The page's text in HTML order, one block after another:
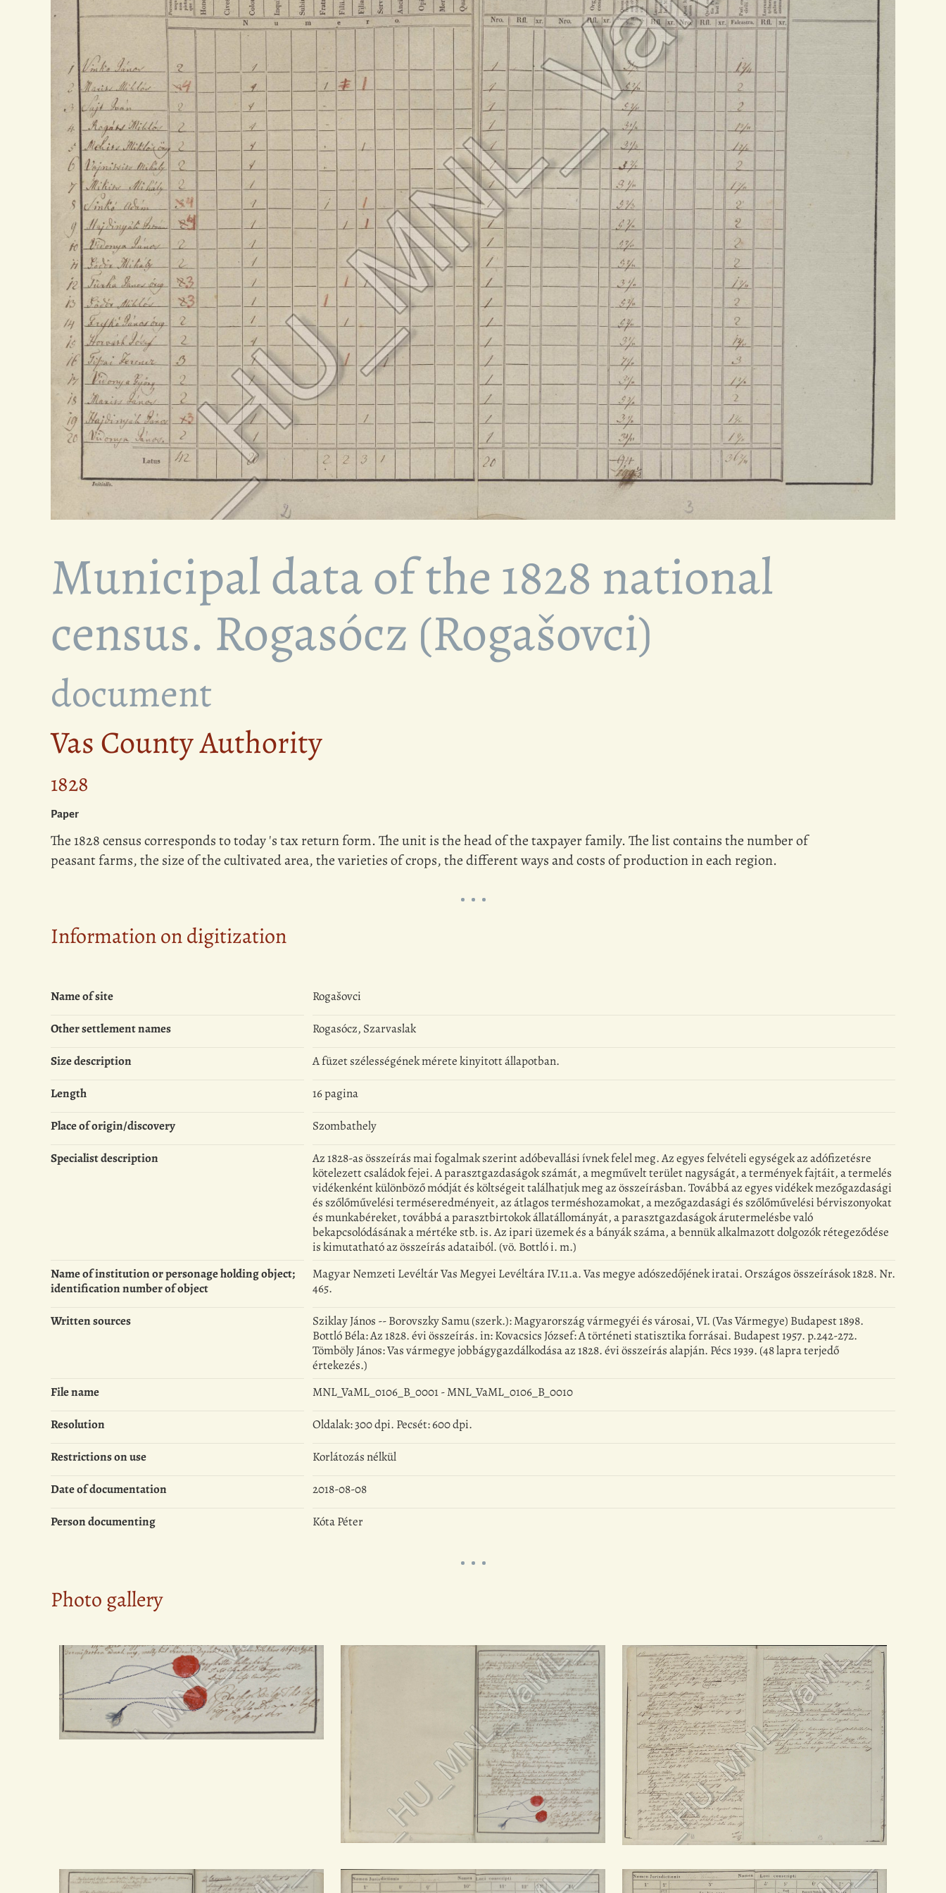
Municipal data of the 1828 national
census. Rogasócz (Rogašovci)
document
Vas County Authority
1828
Paper
The 1828 census corresponds to today 's tax return form. The unit is the head of the taxpayer family. The list contains the number of
peasant farms, the size of the cultivated area, the varieties of crops, the different ways and costs of production in each region.
Information on digitization
Name of site
Rogašovci
Other settlement names
Rogasócz, Szarvaslak
Size description
A füzet szélességének mérete kinyitott állapotban.
Length
16 pagina
Place of origin/discovery
Szombathely
Specialist description
Az 1828-as összeírás mai fogalmak szerint adóbevallási ívnek felel meg. Az egyes felvételi egységek az adófizetésre
kötelezett családok fejei. A parasztgazdaságok számát, a megművelt terület nagyságát, a termények fajtáit, a termelés
vidékenként különböző módját és költségeit találhatjuk meg az összeírásban. Továbbá az egyes vidékek mezőgazdasági
és szőlőművelési terméseredményeit, az átlagos terméshozamokat, a mezőgazdasági és szőlőművelési bérviszonyokat
és munkabéreket, továbbá a parasztbirtokok állatállományát, a parasztgazdaságok árutermelésbe való
bekapcsolódásának a mértéke stb. is. Az ipari üzemek és a bányák száma, a bennük alkalmazott dolgozók rétegeződése
is kimutatható az összeírás adataiból. (vö. Bottló i. m.)
Name of institution or personage holding object;
identification number of object
Magyar Nemzeti Levéltár Vas Megyei Levéltára IV.11.a. Vas megye adószedőjének iratai. Országos összeírások 1828. Nr.
465.
Written sources
Sziklay János -- Borovszky Samu (szerk.): Magyarország vármegyéi és városai, VI. (Vas Vármegye) Budapest 1898.
Bottló Béla: Az 1828. évi összeírás. in: Kovacsics József: A történeti statisztika forrásai. Budapest 1957. p.242-272.
Tömböly János: Vas vármegye jobbágygazdálkodása az 1828. évi összeírás alapján. Pécs 1939. (48 lapra terjedő
értekezés.)
File name
MNL_VaML_0106_B_0001 - MNL_VaML_0106_B_0010
Resolution
Oldalak: 300 dpi. Pecsét: 600 dpi.
Restrictions on use
Korlátozás nélkül
Date of documentation
2018-08-08
Person documenting
Kóta Péter
Photo gallery